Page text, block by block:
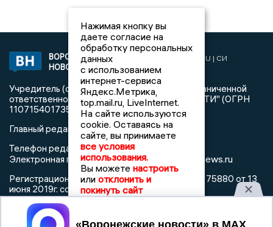
ВОРОНЕЖСКИЕ
НОВОСТИ
2019 © VORONEZHNEWS.RU | СИ
«Воронежские новости»
Учредитель (соучредители): Общество с ограниченной
ответственностью "РЕГИОНАЛЬНЫЕ НОВОСТИ" (ОГРН
1107154017354)
Главный редактор: Пирогов А.А.
Телефон редакции: +7 (473) 262 77 92
Электронная почта редакции:info@voronezhnews.ru
Регистрационный номер: серия Эл № ФС 77 - 75880 от 13
июня 2019г. согласно выписке из реестра
зарегистрированных средств массовой информации
выдана Федеральной службой по надзору в сфере связи,
информационных технологий и массовых коммуникаций
Нажимая кнопку вы
даете согласие на
обработку персональных
данных
с использованием
интернет-сервиса
Яндекс.Метрика,
top.mail.ru, LiveInternet.
На сайте используются
cookie. Оставаясь на
сайте, вы принимаете
все условия
использования.
Вы можете настроить
или отклонить и
покинуть сайт
Принять